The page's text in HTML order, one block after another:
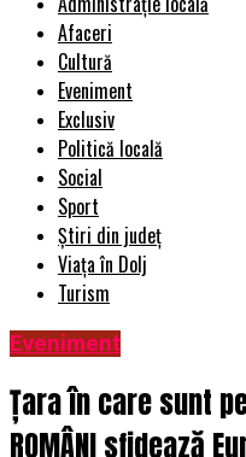
Afaceri
Cultură
Eveniment
Exclusiv
Politică locală
Social
Sport
Știri din județ
Viața în Dolj
Turism
Eveniment
Țara în care sunt
ROMÂNI sfidează